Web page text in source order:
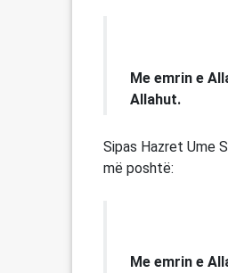
Me emrin e
Allahut.
Sipas Hazret Ume
më poshtë:
Me emrin e